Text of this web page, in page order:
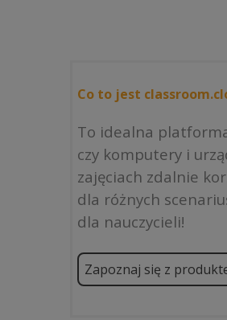
Co to jest
To idealna
czy komputery i
zajęciach zdalnie
dla różnych
dla nauczycieli!
Zapoznaj się z